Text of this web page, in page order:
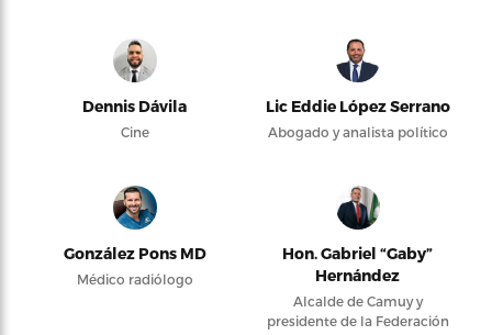
Dennis Dávila
Cine
Lic Eddie López Serrano
Abogado y analista político
González Pons MD
Médico radiólogo
Hon. Gabriel “Gaby”
Hernández
Alcalde de Camuy y
presidente de la Federación